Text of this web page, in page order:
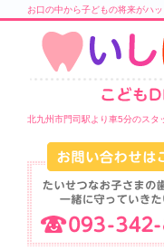
お口の中から子どもの将来がハ
北九州市門司駅より車5分のスタ